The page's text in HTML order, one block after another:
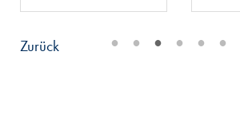
Zurück • • • • • •